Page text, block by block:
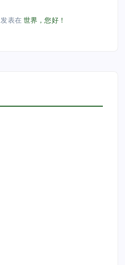
发表在世界，您好！